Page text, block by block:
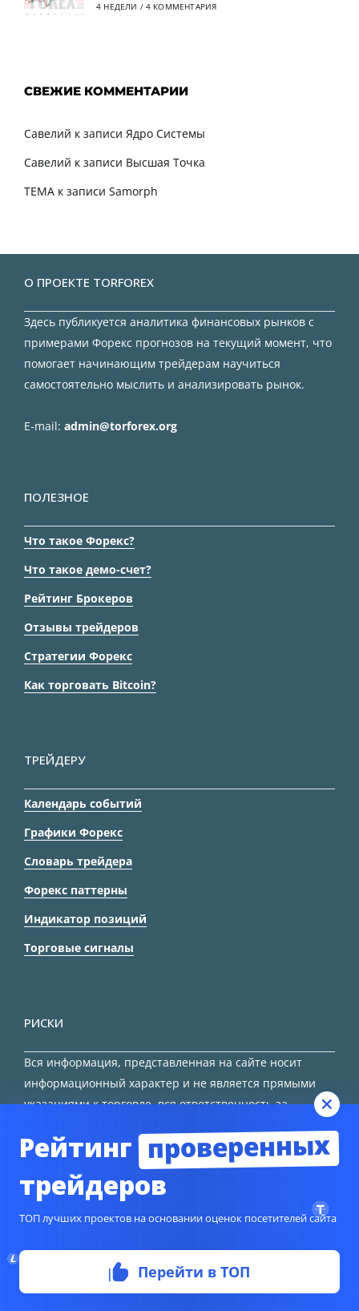
4 НЕДЕЛИ / 4 КОММЕНТАРИЯ
СВЕЖИЕ КОММЕНТАРИИ
Савелий к записи Ядро Системы
Савелий к записи Высшая Точка
TEMA к записи Samorph
О ПРОЕКТЕ TORFOREX
Здесь публикуется аналитика финансовых рынков с
примерами Форекс прогнозов на текущий момент, что
помогает начинающим трейдерам научиться
самостоятельно мыслить и анализировать рынок.
E-mail: admin@torforex.org
ПОЛЕЗНОЕ
Что такое Форекс?
Что такое демо-счет?
Рейтинг Брокеров
Отзывы трейдеров
Стратегии Форекс
Как торговать Bitcoin?
ТРЕЙДЕРУ
Календарь событий
Графики Форекс
Словарь трейдера
Форекс паттерны
Индикатор позиций
Торговые сигналы
РИСКИ
Вся информация, представленная на сайте носит
информационный характер и не является прямыми
указаниями к торговле, вся ответственность за
© Copyright 2024TORFOREX.COM
Рейтинг проверенных
трейдеров
ТОП лучших проектов на основании оценок посетителей сайта
Перейти в ТОП